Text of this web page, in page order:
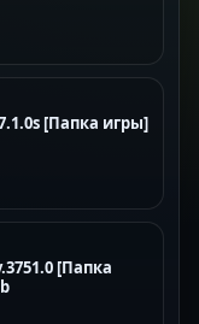
[Папка игры]
[Папка